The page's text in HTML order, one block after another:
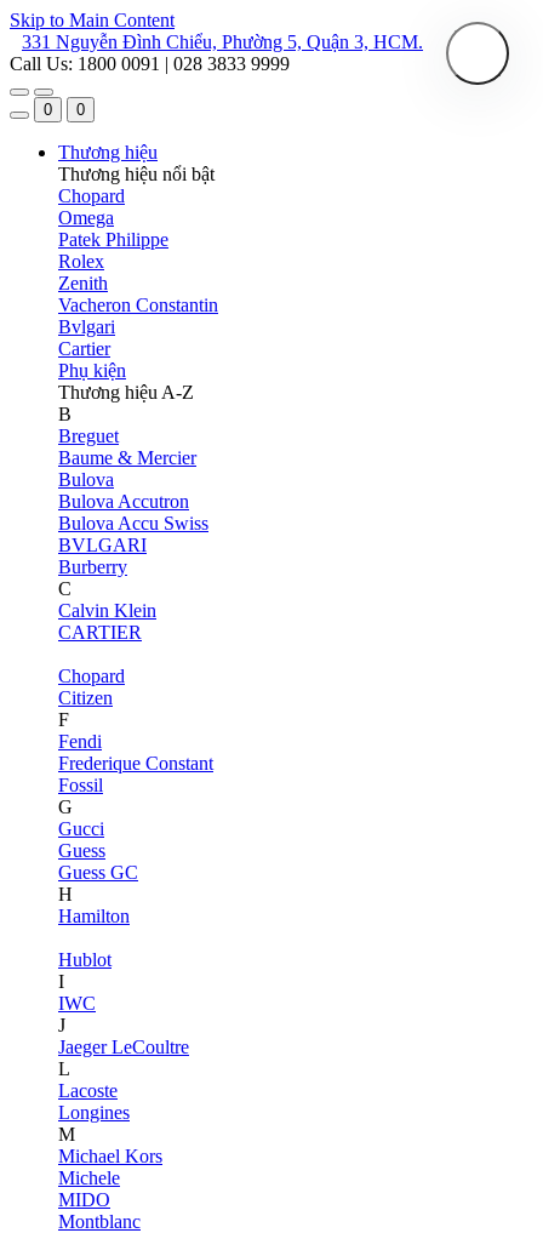
Skip to Main Content
331 Nguyễn Đình Chiểu, Phường 5, Quận 3, HCM.
Call Us: 1800 0091 | 028 3833 9999
0 0
Thương hiệu
Thương hiệu nổi bật
Chopard
Omega
Patek Philippe
Rolex
Zenith
Vacheron Constantin
Bvlgari
Cartier
Phụ kiện
Thương hiệu A-Z
B
Breguet
Baume & Mercier
Bulova
Bulova Accutron
Bulova Accu Swiss
BVLGARI
Burberry
C
Calvin Klein
CARTIER
Chopard
Citizen
F
Fendi
Frederique Constant
Fossil
G
Gucci
Guess
Guess GC
H
Hamilton
Hublot
I
IWC
J
Jaeger LeCoultre
L
Lacoste
Longines
M
Michael Kors
Michele
MIDO
Montblanc